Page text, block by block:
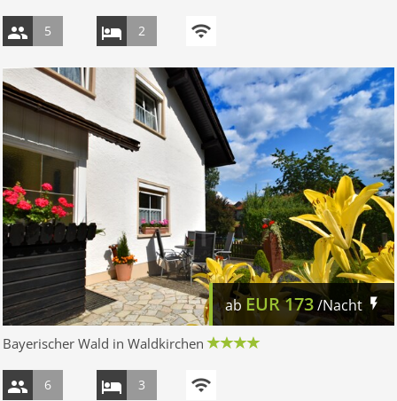
5 2
ab EUR173/Nacht
Bayerischer Wald in Waldkirchen
6 3